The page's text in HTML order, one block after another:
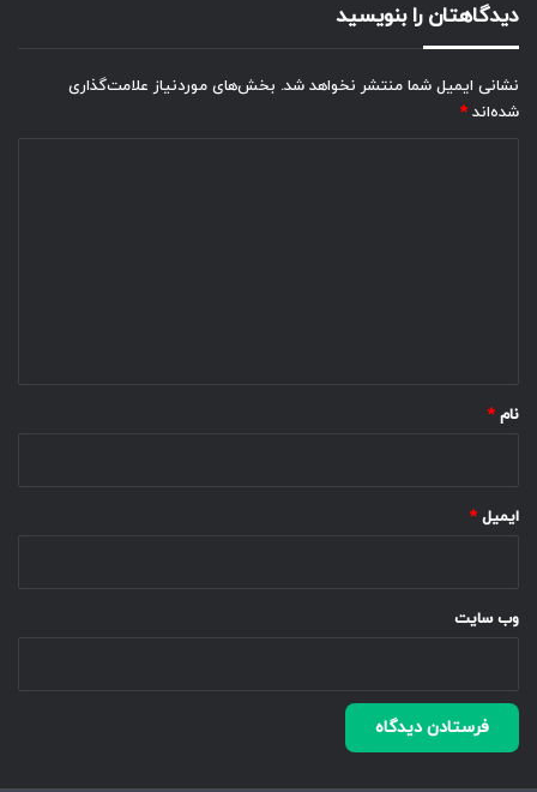
دیدگاهتان را بنویسید
نشانی ایمیل شما منتشر نخواهد شد. بخش‌های موردنیاز علامت‌گذاری
شده‌اند *
نام *
ایمیل *
وب‌ سایت